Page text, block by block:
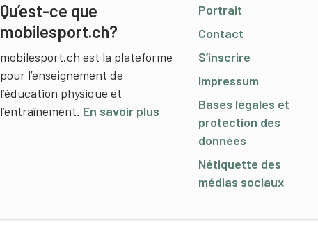
Qu’est-ce que
mobilesport.ch?
mobilesport.ch est la plateforme
pour l’enseignement de
l’éducation physique et
l’entraînement. En savoir plus
Portrait
Contact
S’inscrire
Impressum
Bases légales et
protection des
données
Nétiquette des
médias sociaux